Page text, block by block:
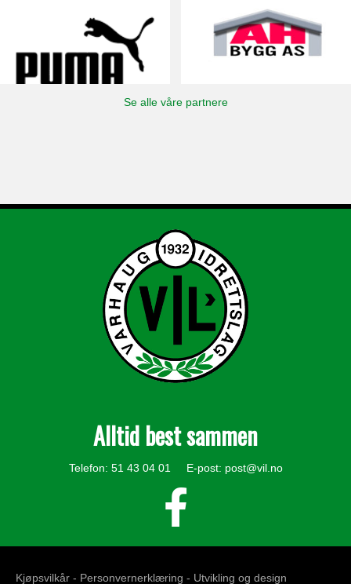
Se alle våre partnere
Alltid best sammen
Telefon: 51 43 04 01 E-post: post@vil.no
Kjøpsvilkår - Personvernerklæring - Utvikling og design